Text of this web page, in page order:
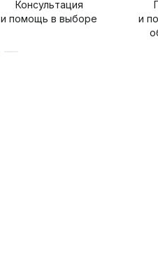
Консультация
и помощь в выборе
и